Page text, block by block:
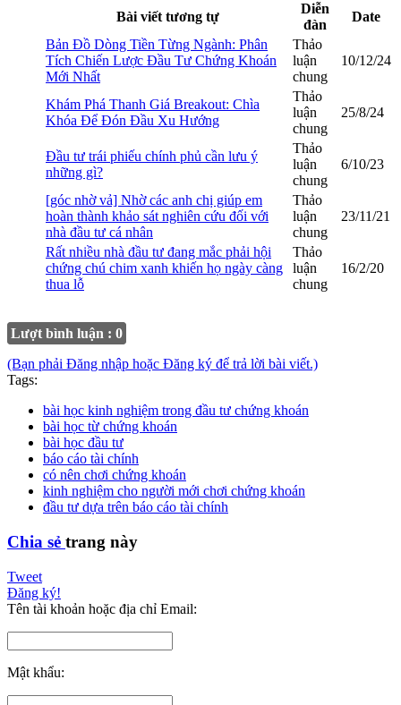
Bài viết tương tự
Diễn
đàn
Date
Bản Đồ Dòng Tiền Từng Ngành: Phân
Tích Chiến Lược Đầu Tư Chứng Khoán
Mới Nhất
Thảo
luận
chung
10/12/24
Khám Phá Thanh Giá Breakout: Chìa
Khóa Để Đón Đầu Xu Hướng
Thảo
luận
chung
25/8/24
Đầu tư trái phiếu chính phủ cần lưu ý
những gì?
Thảo
luận
chung
6/10/23
[góc nhờ vả] Nhờ các anh chị giúp em
hoàn thành khảo sát nghiên cứu đối với
nhà đầu tư cá nhân
Thảo
luận
chung
23/11/21
Rất nhiều nhà đầu tư đang mắc phải hội
chứng chú chim xanh khiến họ ngày càng
thua lỗ
Thảo
luận
chung
16/2/20
Lượt bình luận : 0
(Bạn phải Đăng nhập hoặc Đăng ký để trả lời bài viết.)
Tags:
bài học kinh nghiệm trong đầu tư chứng khoán
bài học từ chứng khoán
bài học đầu tư
báo cáo tài chính
có nên chơi chứng khoán
kinh nghiệm cho người mới chơi chứng khoán
đầu tư dựa trên báo cáo tài chính
Chia sẻ trang này
Tweet
Đăng ký!
Tên tài khoản hoặc địa chỉ Email:
Mật khẩu: